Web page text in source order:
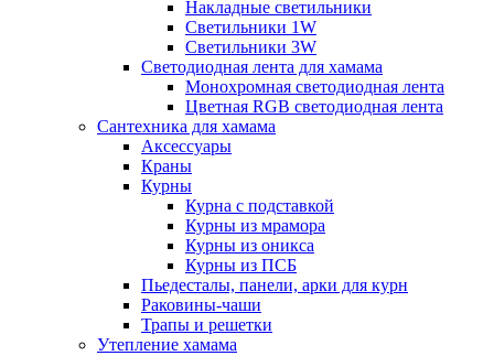
Накладные светильники
Светильники 1W
Светильники 3W
Светодиодная лента для хамама
Монохромная светодиодная лента
Цветная RGB светодиодная лента
Сантехника для хамама
Аксессуары
Краны
Курны
Курна с подставкой
Курны из мрамора
Курны из оникса
Курны из ПСБ
Пьедесталы, панели, арки для курн
Раковины-чаши
Трапы и решетки
Утепление хамама